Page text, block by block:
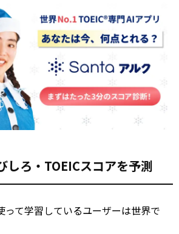
しろ・TOEICスコアを予測
って学習しているユーザーは世界で